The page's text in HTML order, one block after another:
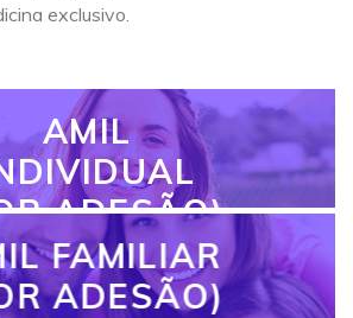
exclusivo.
AMIL
ADESÃO)
FAMILIAR
ADESÃO)